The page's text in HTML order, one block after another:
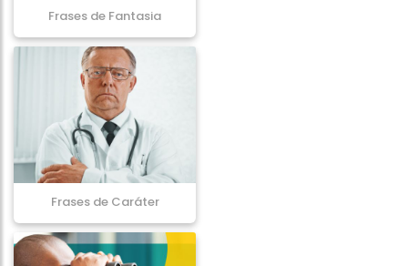
Frases de Fantasia
Frases de Caráter